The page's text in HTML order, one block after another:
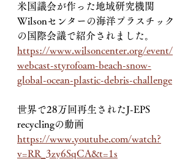
米国議会が作った地域研究機関
Wilsonセンターの海洋プラスチック
の国際会議で紹介されました。
https://www.wilsoncenter.org/event/
webcast-styrofoam-beach-snow-
global-ocean-plastic-debris-challenge
世界で28万回再生されたJ-EPS
recyclingの動画
https://www.youtube.com/watch?
v=RR_3zy6SqCA&t=1s